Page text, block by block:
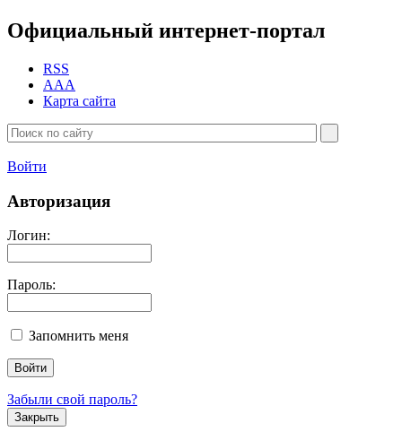
Официальный интернет-портал
RSS
AAA
Карта сайта
Войти
Авторизация
Логин:
Пароль:
Запомнить меня
Забыли свой пароль?
Закрыть